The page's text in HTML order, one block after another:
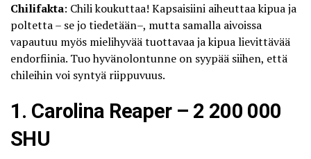
Chilifakta: Chili koukuttaa! Kapsaisiini aiheuttaa kipua ja
poltetta – se jo tiedetään–, mutta samalla aivoissa
vapautuu myös mielihyvää tuottavaa ja kipua lievittävää
endorfiinia. Tuo hyvänolontunne on syypää siihen, että
chileihin voi syntyä riippuvuus.
1. Carolina Reaper – 2 200 000
SHU